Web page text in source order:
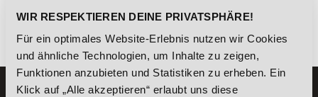
WIR RESPEKTIEREN DEINE PRIVATSPHÄRE!
Für ein optimales Website-Erlebnis nutzen wir Cookies
und ähnliche Technologien, um Inhalte zu zeigen,
Funktionen anzubieten und Statistiken zu erheben. Ein
Klick auf „Alle akzeptieren“ erlaubt uns diese
Es gibt keine Einträge mit diesem Anfangsbuchstaben.